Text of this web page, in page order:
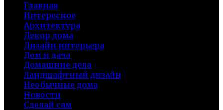
Главная
Интересное
Архитектура
Декор дома
Дизайн интерьера
Дом и дача
Домашние дела
Ландшафтный дизайн
Необычные дома
Новости
Сделай сам